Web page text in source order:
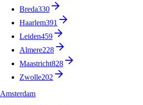
Breda330
Haarlem391
Leiden459
Almere228
Maastricht828
Zwolle202
Amsterdam